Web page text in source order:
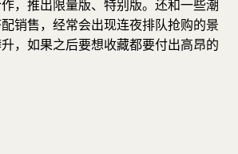
，推出限量版、特别版。还和一些潮
销售，经常会出现连夜排队抢购的景
，如果之后要想收藏都要付出高昂的